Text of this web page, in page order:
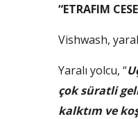
“ETRAFIM
Vishwash,
Yaralı yolcu, “
çok süratli
kalktım ve